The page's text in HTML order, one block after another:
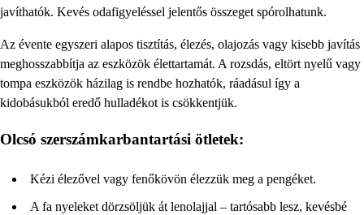
javíthatók. Kevés odafigyeléssel jelentős összeget spórolhatunk.
Az évente egyszeri alapos tisztítás, élezés, olajozás vagy kisebb javítás
meghosszabbítja az eszközök élettartamát. A rozsdás, eltört nyelű vagy
tompa eszközök házilag is rendbe hozhatók, ráadásul így a
kidobásukból eredő hulladékot is csökkentjük.
Olcsó szerszámkarbantartási ötletek:
Kézi élezővel vagy fenőkövön élezzük meg a pengéket.
A fa nyeleket dörzsöljük át lenolajjal – tartósabb lesz, kevésbé